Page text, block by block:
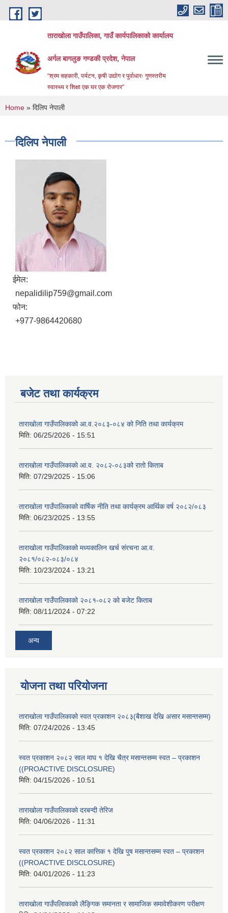
Skip to main content
ताराखोला गाउँपालिका, गाउँ कार्यपालिकाको कार्यालय
अर्गल बागलुङ गण्डकी प्रदेश, नेपाल
“श्रम सहकारी, पर्यटन, कृषी उद्योग र पुर्वाधारः गुणस्तरीय
स्वास्थ्य र शिक्षा एक घर एक रोजगार”
You are here
Home » दिलिप नेपाली
दिलिप नेपाली
ईमेल:
nepalidilip759@gmail.com
फोन:
+977-9864420680
बजेट तथा कार्यक्रम
ताराखोला गाउँपालिकाको आ.व.२०८३-०८४ को निति तथा कार्यक्रम
मिति: 06/25/2026 - 15:51
ताराखोला गाउँपालिकाको आ.व. २०८२-०८३को रातो किताब
मिति: 07/29/2025 - 15:06
ताराखोला गाउँपालिकाको वार्षिक नीति तथा कार्यक्रम आर्थिक वर्ष २०८२/०८३
मिति: 06/23/2025 - 13:55
ताराखोला गाउँपालिकाको मध्यकालिन खर्च संरचना आ.व.
२०८१/०८२-०८३/०८४
मिति: 10/23/2024 - 13:21
ताराखोला गाउँपालिकाको २०८१-०८२ को बजेट किताब
मिति: 08/11/2024 - 07:22
अन्य
योजना तथा परियोजना
ताराखोला गाउँपालिकाको स्वत प्रकाशन २०८३(बैशाख देखि असार मसान्तसम्म)
मिति: 07/24/2026 - 13:45
स्वत प्रकाशन २०८२ साल माघ १ देखि चैत्र मसान्तसम्म स्वत – प्रकाशन
((PROACTIVE DISCLOSURE)
मिति: 04/15/2026 - 10:51
ताराखोला गाउँपालिकाको दरबन्दी तेरिज
मिति: 04/06/2026 - 11:31
स्वत प्रकाशन २०८२ साल कात्तिक १ देखि पुष मसान्तसम्म स्वत – प्रकाशन
((PROACTIVE DISCLOSURE)
मिति: 04/01/2026 - 11:23
ताराखोला गाउँपलािकाको लैङ्गिक समानता र सामाजिक समावेशीकरण परीक्षण